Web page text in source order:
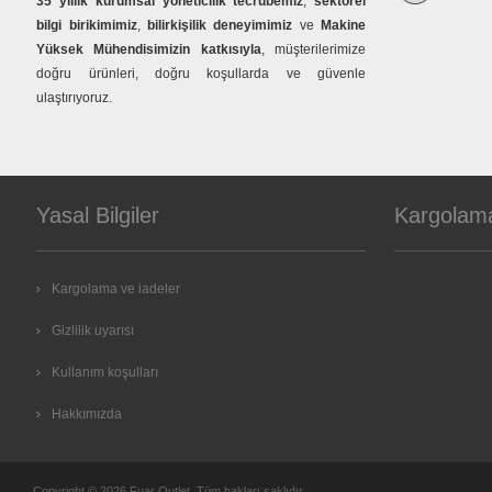
bilgi birikimimiz, bilirkişilik deneyimimiz ve
Makine
Yüksek Mühendisimizin katkısıyla, müşterilerimize
doğru ürünleri, doğru koşullarda ve güvenle
ulaştırıyoruz.
Yasal Bilgiler
Kargolama ve iadeler
Gizlilik uyarısı
Kullanım koşulları
Hakkımızda